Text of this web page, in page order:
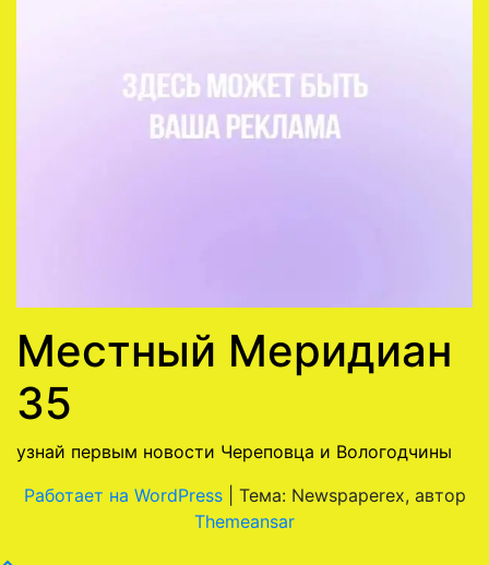
Местный Меридиан
35
узнай первым новости Череповца и Вологодчины
Работает на WordPress
Тема: Newspaperex, автор
Themeansar